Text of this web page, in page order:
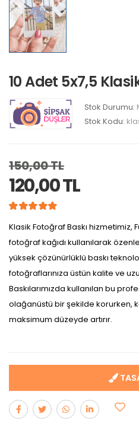
10 Adet 5x7,5
Stok Durumu:
Stok Kodu:
150,00 TL
120,00 TL
Klasik Fotoğraf Baskı hizmetimiz,
fotoğraf kağıdı kullanılarak
yüksek çözünürlüklü baskı
fotoğraflarınıza üstün kalite ve
Baskılarımızda kullanılan bu
olağanüstü bir şekilde korurken,
maksimum düzeyde artırır.